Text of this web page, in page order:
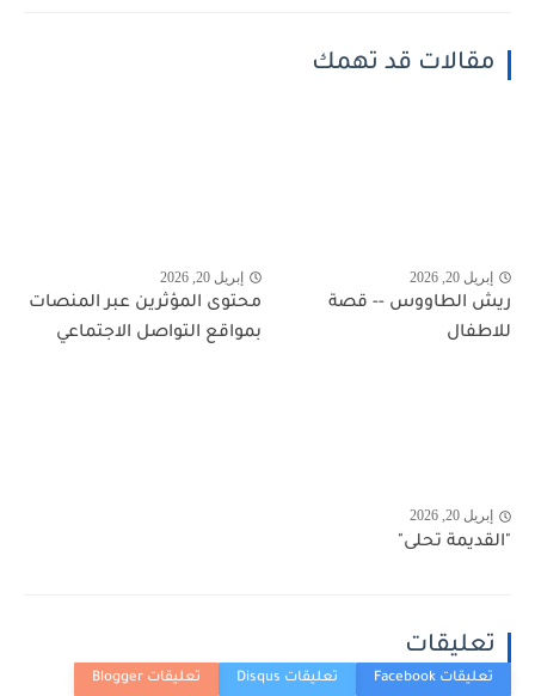
مقالات قد تهمك
إبريل 20, 2026
ريش الطاووس -- قصة
للاطفال
إبريل 20, 2026
محتوى المؤثرين عبر المنصات
بمواقع التواصل الاجتماعي
إبريل 20, 2026
"القديمة تحلى"
تعليقات